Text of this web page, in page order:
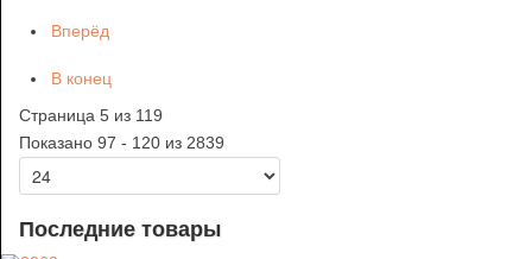
Вперёд
В конец
Страница 5 из 119
Показано 97 - 120 из 2839
Последние товары